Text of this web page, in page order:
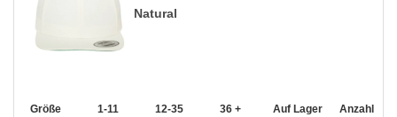
Natural
Größe 1-11 12-35 36 + Auf Lager Anzahl